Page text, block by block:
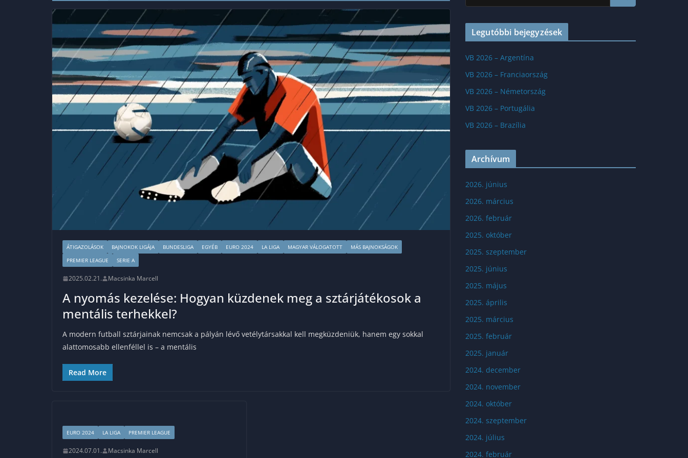
ÁTIGAZOLÁSOK BAJNOKOK LIGÁJA BUNDESLIGA EGYÉB EURO 2024 LA LIGA MAGYAR VÁLOGATOTT
MÁS BAJNOKSÁGOK
PREMIER LEAGUE
SERIE A
2025.02.21. Macsinka Marcell
A nyomás kezelése: Hogyan küzdenek meg a sztárjátékosok a
mentális terhekkel?
A modern futball sztárjainak nemcsak a pályán lévő vetélytársakkal kell megküzdeniük, hanem egy sokkal
alattomosabb ellenféllel is – a mentális
Read More
EURO 2024 LA LIGA PREMIER LEAGUE
2024.07.01. Macsinka Marcell
Legutóbbi bejegyzések
VB 2026 – Argentína
VB 2026 – Franciaország
VB 2026 – Németország
VB 2026 – Portugália
VB 2026 – Brazília
Archívum
2026. június
2026. március
2026. február
2025. október
2025. szeptember
2025. június
2025. május
2025. április
2025. március
2025. február
2025. január
2024. december
2024. november
2024. október
2024. szeptember
2024. július
2024. február